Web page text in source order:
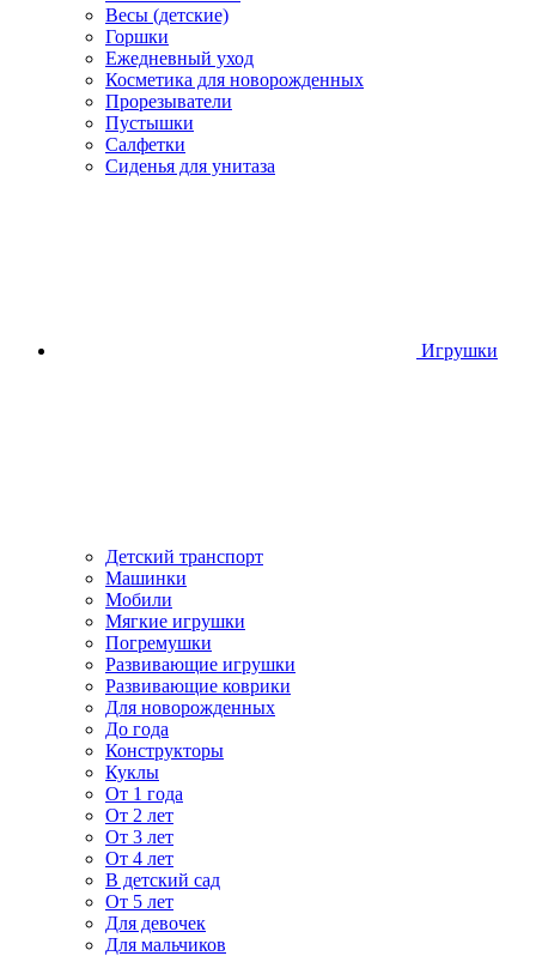
Весы (детские)
Горшки
Ежедневный уход
Косметика для новорожденных
Прорезыватели
Пустышки
Салфетки
Сиденья для унитаза
Игрушки
Детский транспорт
Машинки
Мобили
Мягкие игрушки
Погремушки
Развивающие игрушки
Развивающие коврики
Для новорожденных
До года
Конструкторы
Куклы
От 1 года
От 2 лет
От 3 лет
От 4 лет
В детский сад
От 5 лет
Для девочек
Для мальчиков